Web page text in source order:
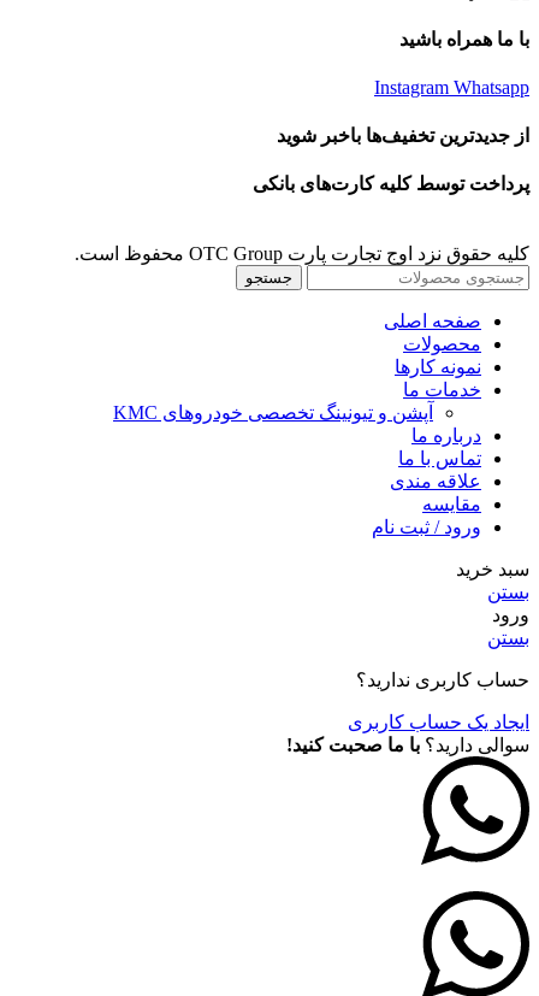
با ما همراه باشید
Instagram Whatsapp
از جدیدترین تخفیف‌ها باخبر شوید
پرداخت توسط کلیه کارت‌های بانکی
کلیه حقوق نزد اوج تجارت پارت OTC Group محفوظ است.
جستجو
صفحه اصلی
محصولات
نمونه کارها
خدمات ما
آپشن و تیونینگ تخصصی خودروهای KMC
درباره ما
تماس با ما
علاقه مندی
مقايسه
ورود / ثبت نام
سبد خرید
بستن
ورود
بستن
حساب کاربری ندارید؟
ایجاد یک حساب کاربری
سوالی دارید؟ با ما صحبت کنید!